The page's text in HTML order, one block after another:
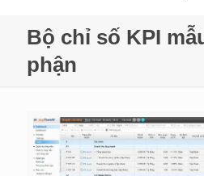
Bộ chỉ số KPI
phận